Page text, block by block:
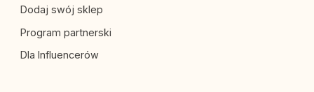
Dodaj swój sklep
Program partnerski
Dla Influencerów